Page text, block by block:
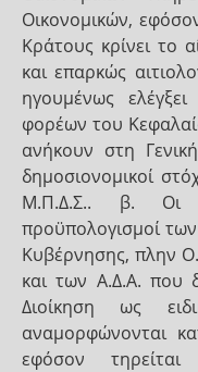
Οικονομικών,
Κράτους κρίνει το
και επαρκώς
ηγουμένως
φορέων του
ανήκουν στη
δημοσιονομικοί
Μ.Π.Δ.Σ.. β. Οι
προϋπολογισμοί
Κυβέρνησης, πλην
και των Α.Δ.Α. που
Διοίκηση ως
αναμορφώνονται
εφόσον